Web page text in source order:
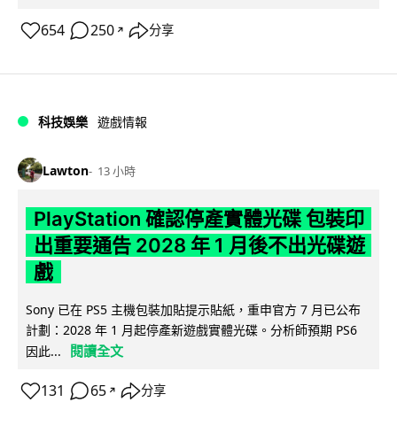
654 250 ↗ 分享
科技娛樂 遊戲情報
Lawton 13 小時
PlayStation 確認停產實體光碟 包裝印
出重要通告 2028 年 1 月後不出光碟遊
戲
Sony 已在 PS5 主機包裝加貼提示貼紙，重申官方 7 月已公布
計劃：2028 年 1 月起停產新遊戲實體光碟。分析師預期 PS6
因此...
閱讀全文
131 65 ↗ 分享